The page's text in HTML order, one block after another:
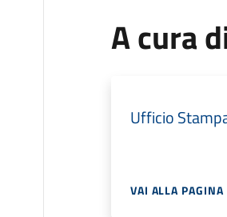
A cura
Ufficio
VAI ALLA PAGINA